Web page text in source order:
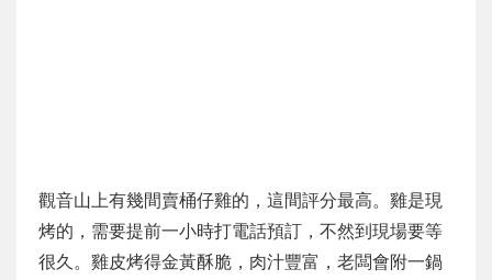
觀音山上有幾間賣桶仔雞的，這間評分最高。雞是現
烤的，需要提前一小時打電話預訂，不然到現場要等
很久。雞皮烤得金黃酥脆，肉汁豐富，老闆會附一鍋